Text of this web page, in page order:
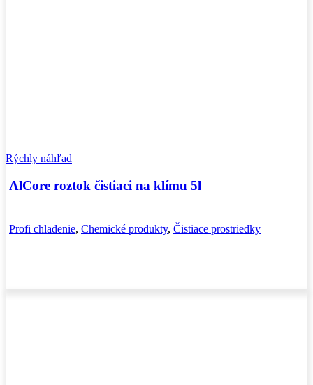
Rýchly náhľad
AlCore roztok čistiaci na klímu 5l
Profi chladenie, Chemické produkty, Čistiace prostriedky